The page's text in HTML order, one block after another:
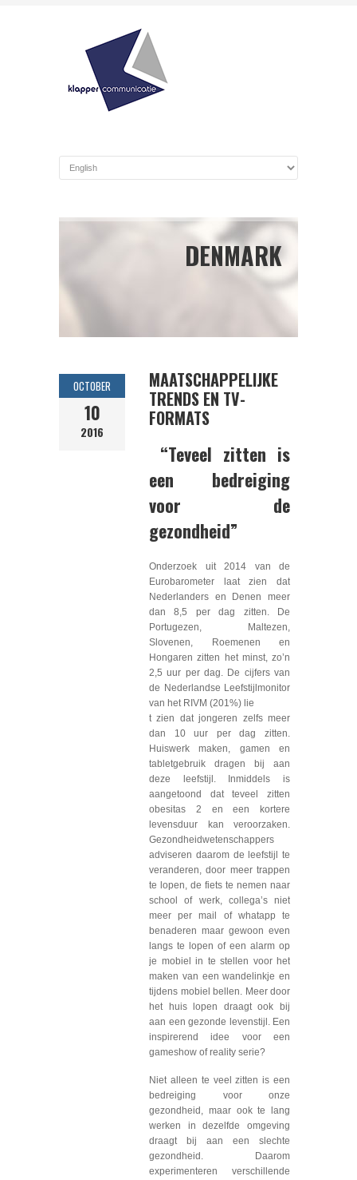
DENMARK
OCTOBER
10
2016
MAATSCHAPPELIJKE
TRENDS EN TV-
FORMATS
“Teveel zitten is
een bedreiging
voor de
gezondheid”
Onderzoek uit 2014 van de
Eurobarometer laat zien dat
Nederlanders en Denen meer
dan 8,5 per dag zitten. De
Portugezen, Maltezen,
Slovenen, Roemenen en
Hongaren zitten het minst, zo’n
2,5 uur per dag. De cijfers van
de Nederlandse Leefstijlmonitor
van het RIVM (201%) lie
t zien dat jongeren zelfs meer
dan 10 uur per dag zitten.
Huiswerk maken, gamen en
tabletgebruik dragen bij aan
deze leefstijl. Inmiddels is
aangetoond dat teveel zitten
obesitas 2 en een kortere
levensduur kan veroorzaken.
Gezondheidwetenschappers
adviseren daarom de leefstijl te
veranderen, door meer trappen
te lopen, de fiets te nemen naar
school of werk, collega’s niet
meer per mail of whatapp te
benaderen maar gewoon even
langs te lopen of een alarm op
je mobiel in te stellen voor het
maken van een wandelinkje en
tijdens mobiel bellen. Meer door
het huis lopen draagt ook bij
aan een gezonde levenstijl. Een
inspirerend idee voor een
gameshow of reality serie?
Niet alleen te veel zitten is een
bedreiging voor onze
gezondheid, maar ook te lang
werken in dezelfde omgeving
draagt bij aan een slechte
gezondheid. Daarom
experimenteren verschillende